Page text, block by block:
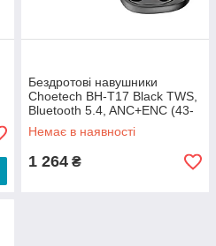
Бездротові навушники
Choetech BH-T17 Black TWS,
Bluetooth 5.4, ANC+ENC (43-
00136)
Немає в наявності
1 264 ₴